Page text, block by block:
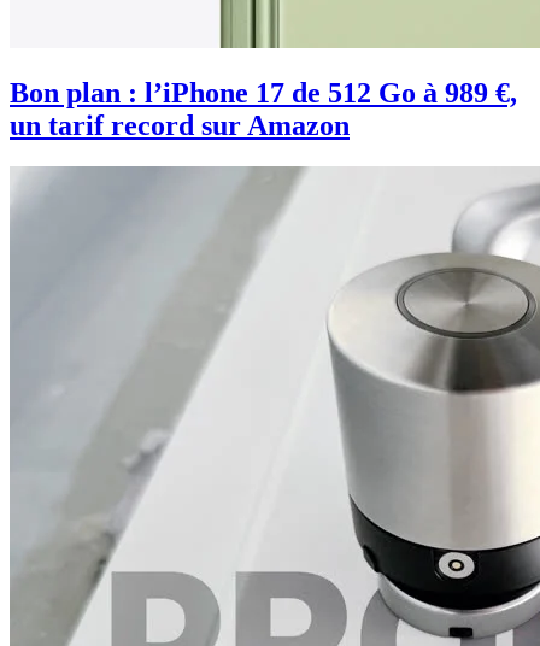
Bon plan : l’iPhone 17 de 512 Go à 989 €,
un tarif record sur Amazon